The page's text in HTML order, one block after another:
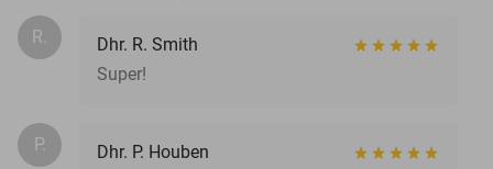
R.
Dhr. R. Smith
Super!
P.
Dhr. P. Houben